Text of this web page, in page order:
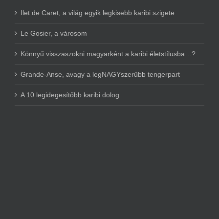
Ilet de Caret, a világ egyik legkisebb karibi szigete
Le Gosier, a városom
Könnyű visszaszokni magyarként a karibi életstílusba…?
Grande-Anse, avagy a legNAGYszerűbb tengerpart
A 10 legidegesítőbb karibi dolog